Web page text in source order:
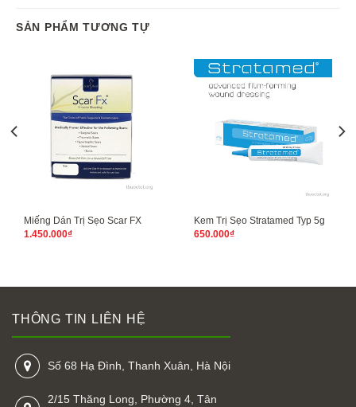
SẢN PHẨM TƯƠNG TỰ
Miếng Dán Trị Sẹo Scar FX
1.450.000₫
Kem Trị Sẹo Stratamed Typ 5g
650.000₫
THÔNG TIN LIÊN HỆ
Số 68 Hạ Đình, Thanh Xuân, Hà Nội
2/15 Thăng Long, Phường 4, Tân